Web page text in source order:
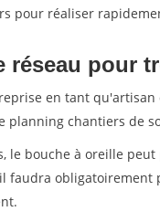
pour réaliser
réseau pour
en tant
planning chantiers de
le bouche à oreille
faudra